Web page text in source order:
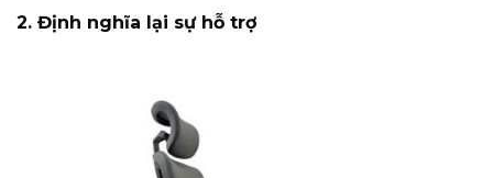
2. Định nghĩa lại sự hỗ trợ